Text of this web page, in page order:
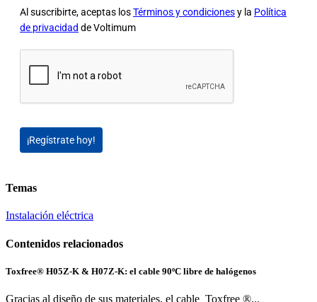
Al suscribirte, aceptas losTérminos y condicionesy la Política
de privacidad de Voltimum
¡Regístrate hoy!
Temas
Instalación eléctrica
Contenidos relacionados
Toxfree® H05Z-K & H07Z-K: el cable 90ºC libre de halógenos
Gracias al diseño de sus materiales, el cable Toxfree ®...